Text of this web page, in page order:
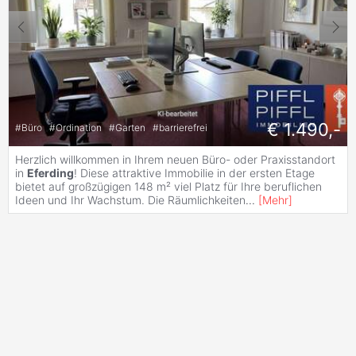
#Büro #Ordination #Garten #barrierefrei € 1.490,-
Herzlich willkommen in Ihrem neuen Büro- oder Praxisstandort
in Eferding! Diese attraktive Immobilie in der ersten Etage
bietet auf großzügigen 148 m² viel Platz für Ihre beruflichen
Ideen und Ihr Wachstum. Die Räumlichkeiten... [Mehr]